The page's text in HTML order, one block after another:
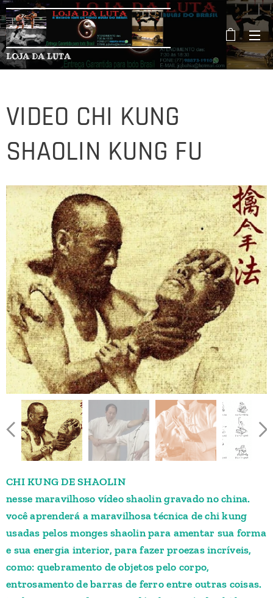
LOJA DA LUTA
VIDEO CHI KUNG
SHAOLIN KUNG FU
CHI KUNG DE SHAOLIN
nesse maravilhoso vídeo shaolin gravado no china.
você aprenderá a maravilhosa técnica de chi kung
usadas pelos monges shaolin para amentar sua forma
e sua energia interior, para fazer proezas incríveis,
como: quebramento de objetos pelo corpo,
entrosamento de barras de ferro entre outras coisas.